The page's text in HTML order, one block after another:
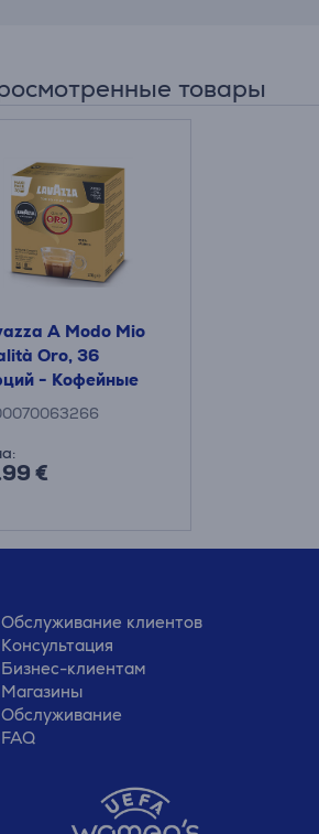
товары
A Modo Mio
Oro, 36
- Кофейные
€
Обслуживание клиентов
Консультация
Бизнес-клиентам
Магазины
Обслуживание
FAQ